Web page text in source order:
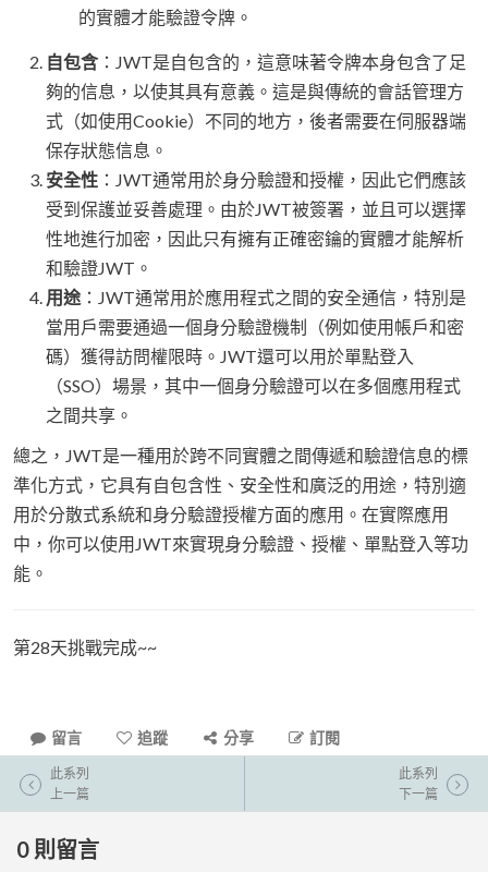
的實體才能驗證令牌。
自包含：JWT是自包含的，這意味著令牌本身包含了足
夠的信息，以使其具有意義。這是與傳統的會話管理方
式（如使用Cookie）不同的地方，後者需要在伺服器端
保存狀態信息。
安全性 ：JWT通常用於身分驗證和授權，因此它們應該
受到保護並妥善處理。由於JWT被簽署，並且可以選擇
性地進行加密，因此只有擁有正確密鑰的實體才能解析
和驗證JWT。
用途 ：JWT通常用於應用程式之間的安全通信，特別是
當用戶需要通過一個身分驗證機制（例如使用帳戶和密
碼）獲得訪問權限時。JWT還可以用於單點登入
（SSO）場景，其中一個身分驗證可以在多個應用程式
之間共享。
總之，JWT是一種用於跨不同實體之間傳遞和驗證信息的標
準化方式，它具有自包含性、安全性和廣泛的用途，特別適
用於分散式系統和身分驗證授權方面的應用。在實際應用
中，你可以使用JWT來實現身分驗證、授權、單點登入等功
能。
第28天挑戰完成~~
留言 追蹤 分享 訂閱
此系列
上一篇
此系列
下一篇
0 則留言